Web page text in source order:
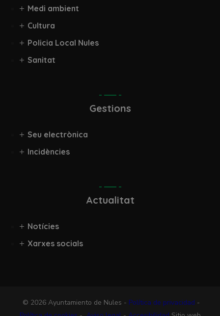
Medi ambient
Cultura
Policia Local Nules
Sanitat
Gestions
Seu electrònica
Incidències
Actualitat
Notícies
Xarxes socials
© 2026 Ayuntamiento de Nules - Política de privacidad -